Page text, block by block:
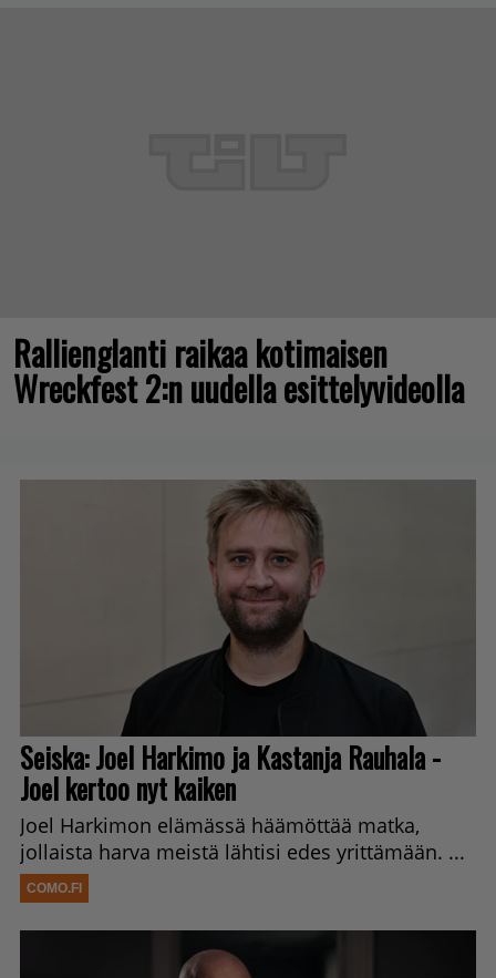
Rallienglanti raikaa kotimaisen
Wreckfest 2:n uudella esittelyvideolla